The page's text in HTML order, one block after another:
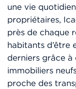
une vie
propriétaires,
près de chaque
habitants d’être
derniers grâce à
immobiliers
proche des